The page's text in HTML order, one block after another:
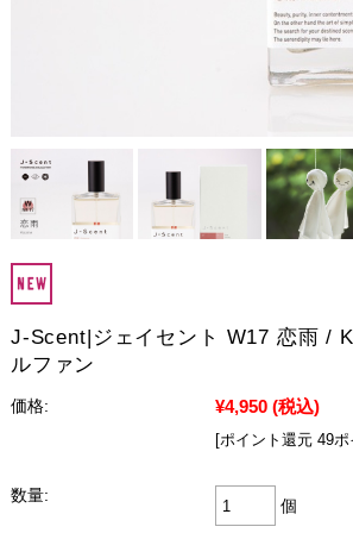
J-Scent|ジェイセント W17 恋雨 /
ルファン
価格: ¥4,950 (税込)
[ポイント還元 49ポ
数量:
個